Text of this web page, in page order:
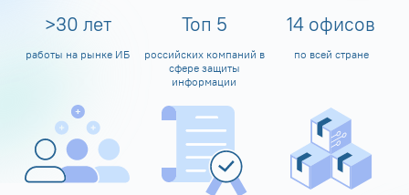
>30 лет
работы на рынке ИБ
Топ 5
российских компаний в
сфере защиты
информации
14 офисов
по всей стране